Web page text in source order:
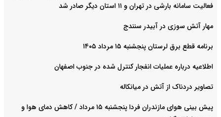
فعالیت سامانه بارشی در تهران و ۱۱ استان دیگر صادر شد
مهار آتش سوزی در آبیدر سنندج
برنامه قطع برق لرستان پنجشنبه ۱۵ مرداد ۱۴۰۵
اطلاعیه درباره عملیات انفجار کنترل شده در جنوب اصفهان
تصاویر دردناک از آتش در میانکاله
پیش بینی هوای مازندران فردا پنجشنبه ۱۵ مرداد / کاهش دمای هوا و